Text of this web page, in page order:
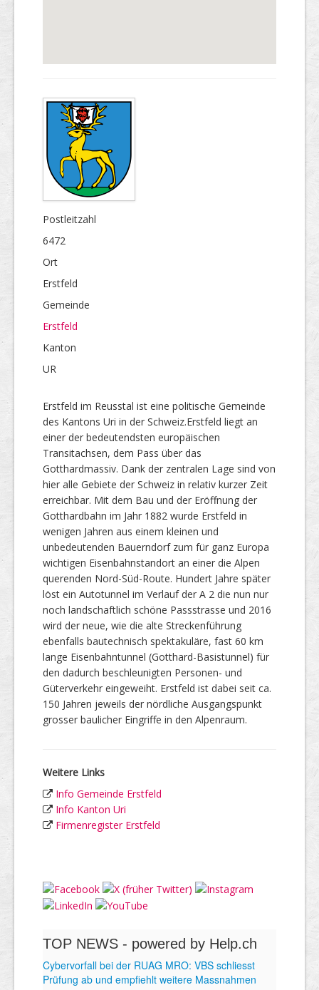
Postleitzahl
6472
Ort
Erstfeld
Gemeinde
Erstfeld
Kanton
UR
Erstfeld im Reusstal ist eine politische Gemeinde
des Kantons Uri in der Schweiz.Erstfeld liegt an
einer der bedeutendsten europäischen
Transitachsen, dem Pass über das
Gotthardmassiv. Dank der zentralen Lage sind von
hier alle Gebiete der Schweiz in relativ kurzer Zeit
erreichbar. Mit dem Bau und der Eröffnung der
Gotthardbahn im Jahr 1882 wurde Erstfeld in
wenigen Jahren aus einem kleinen und
unbedeutenden Bauerndorf zum für ganz Europa
wichtigen Eisenbahnstandort an einer die Alpen
querenden Nord-Süd-Route. Hundert Jahre später
löst ein Autotunnel im Verlauf der A 2 die nun nur
noch landschaftlich schöne Passstrasse und 2016
wird der neue, wie die alte Streckenführung
ebenfalls bautechnisch spektakuläre, fast 60 km
lange Eisenbahntunnel (Gotthard-Basistunnel) für
den dadurch beschleunigten Personen- und
Güterverkehr eingeweiht. Erstfeld ist dabei seit ca.
150 Jahren jeweils der nördliche Ausgangspunkt
grosser baulicher Eingriffe in den Alpenraum.
Weitere Links
Info Gemeinde Erstfeld
Info Kanton Uri
Firmenregister Erstfeld